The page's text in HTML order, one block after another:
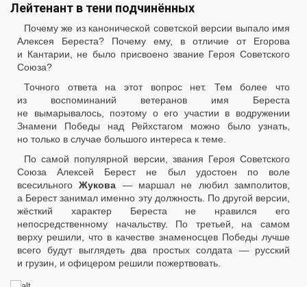
Лейтенант в тени подчинённых
Почему же из канонической советской версии выпало имя
Алексея Береста? Почему ему, в отличие от Егорова
и Кантарии, не было присвоено звание Героя Советского
Союза?
Точного ответа на этот вопрос нет. Тем более что
из воспоминаний ветеранов имя Береста
не вымарывалось, поэтому о его участии в водружении
Знамени Победы над Рейхстагом можно было узнать,
но только в случае большого интереса к теме.
По самой популярной версии, звания Героя Советского
Союза Алексей Берест не был удостоен по воле
всесильногоЖукова — маршал не любил замполитов,
а Берест занимал именно эту должность. По другой версии,
жёсткий характер Береста не нравился его
непосредственному начальству. По третьей, на самом
верху решили, что в качестве знаменосцев Победы лучше
всего будут выглядеть два простых солдата — русский
и грузин, и офицером решили пожертвовать.